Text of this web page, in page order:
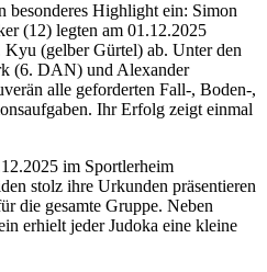
besonderes Highlight ein: Simon
(12) legten am 01.12.2025
(gelber Gürtel) ab. Unter den
(6. DAN) und Alexander
alle geforderten Fall-, Boden-,
Ihr Erfolg zeigt einmal
im Sportlerheim
stolz ihre Urkunden präsentieren
die gesamte Gruppe. Neben
erhielt jeder Judoka eine kleine